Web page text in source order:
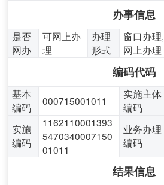
办事信息
是否
网办
可网上办
理
办理
形式
窗口办理,
网上办理
编码代码
基本
编码
000715001011
实施主体
编码
实施
编码
1162110001393
5470340007150
01011
业务办理
编码
结果信息